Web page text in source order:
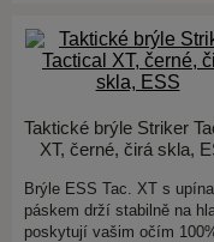
Taktické brýle Striker
XT, černé, čirá skla,
Brýle ESS Tac. XT s
páskem drží stabilně na
poskytují vašim očím